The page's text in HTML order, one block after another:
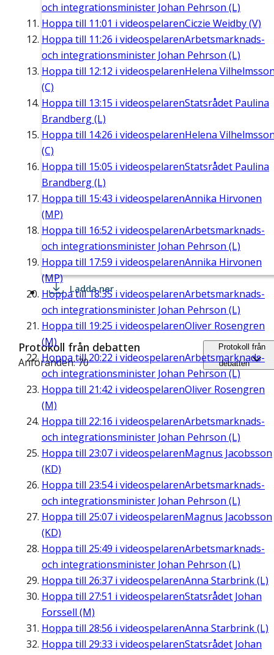
och integrationsminister Johan Pehrson (L)
Hoppa till 11:01 i videospelarenCiczie Weidby (V)
Hoppa till 11:26 i videospelarenArbetsmarknads-
och integrationsminister Johan Pehrson (L)
Hoppa till 12:12 i videospelarenHelena
(C)
Hoppa till 13:15 i videospelarenStatsrådet Paulina
Brandberg (L)
Hoppa till 14:26 i videospelarenHelena
(C)
Hoppa till 15:05 i videospelarenStatsrådet Paulina
Brandberg (L)
Hoppa till 15:43 i videospelarenAnnika Hirvonen
(MP)
Hoppa till 16:52 i videospelarenArbetsmarknads-
och integrationsminister Johan Pehrson (L)
Hoppa till 17:59 i videospelarenAnnika Hirvonen
(MP)
Hoppa till18:35 i videospelarenArbetsmarknads-
och integrationsminister Johan Pehrson (L)
Hoppa till 19:25 i videospelarenOliver Rosengren
(M)
Hoppa till20:22 i videospelarenArbetsmarknads-
och integrationsminister Johan Pehrson (L)
Hoppa till 21:42 i videospelarenOliver Rosengren
(M)
Hoppa till 22:16 i videospelarenArbetsmarknads-
och integrationsminister Johan Pehrson (L)
Hoppa till 23:07 i videospelarenMagnus Jacobsson
(KD)
Hoppa till 23:54i videospelarenArbetsmarknads-
och integrationsminister Johan Pehrson (L)
Hoppa till 25:07 i videospelarenMagnus Jacobsson
(KD)
Hoppa till 25:49 i videospelarenArbetsmarknads-
och integrationsminister Johan Pehrson (L)
Hoppa till 26:37 i videospelarenAnna Starbrink (L)
Hoppa till 27:51 i videospelarenStatsrådet Johan
Forssell (M)
Hoppa till 28:56 i videospelarenAnna Starbrink (L)
Hoppa till 29:33 i videospelarenStatsrådet Johan
Ladda ner
Protokoll från debatten
Anföranden: 70
Protokoll från
debatten